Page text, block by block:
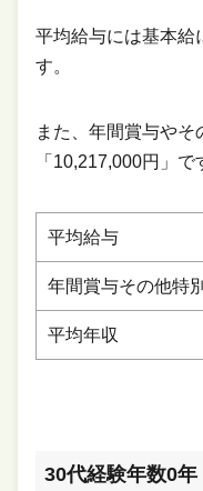
平均給与には基本給
す。
また、年間賞与や
「10,217,000円」で
平均給与
年間賞与その他特
平均年収
30代経験年数0